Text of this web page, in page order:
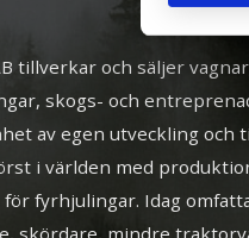
tillverkar och säljer
skogs- och
av egen utveckling och
i världen med
fyrhjulingar. Idag